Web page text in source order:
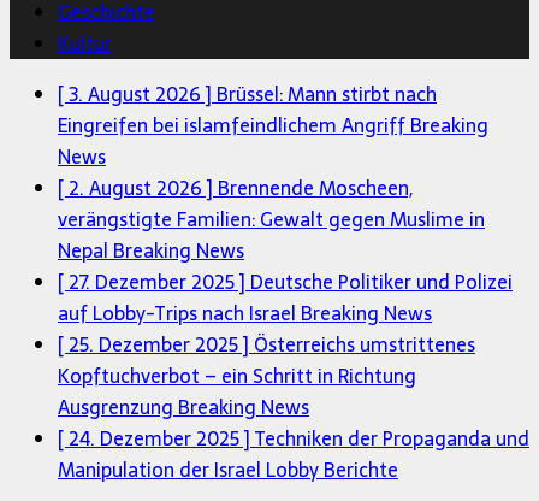
Geschichte
Kultur
[ 3. August 2026 ] Brüssel: Mann stirbt nach
Eingreifen bei islamfeindlichem AngriffBreaking
News
[ 2. August 2026 ] Brennende Moscheen,
verängstigte Familien: Gewalt gegen Muslime in
Nepal Breaking News
[ 27. Dezember 2025 ] Deutsche Politiker und Polizei
auf Lobby-Trips nach Israel Breaking News
[ 25. Dezember 2025 ] Österreichs umstrittenes
Kopftuchverbot – ein Schritt in Richtung
Ausgrenzung Breaking News
[ 24. Dezember 2025 ]Techniken der Propaganda und
Manipulation der Israel LobbyBerichte